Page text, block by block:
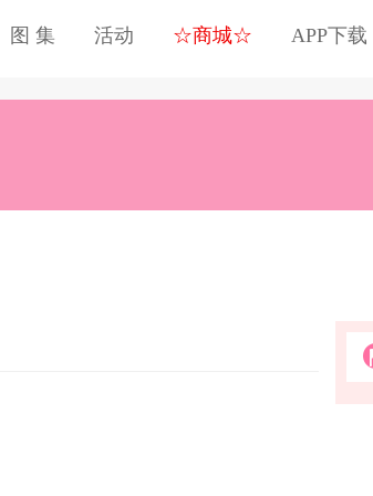
图 集 活动 ☆商城☆ APP下载